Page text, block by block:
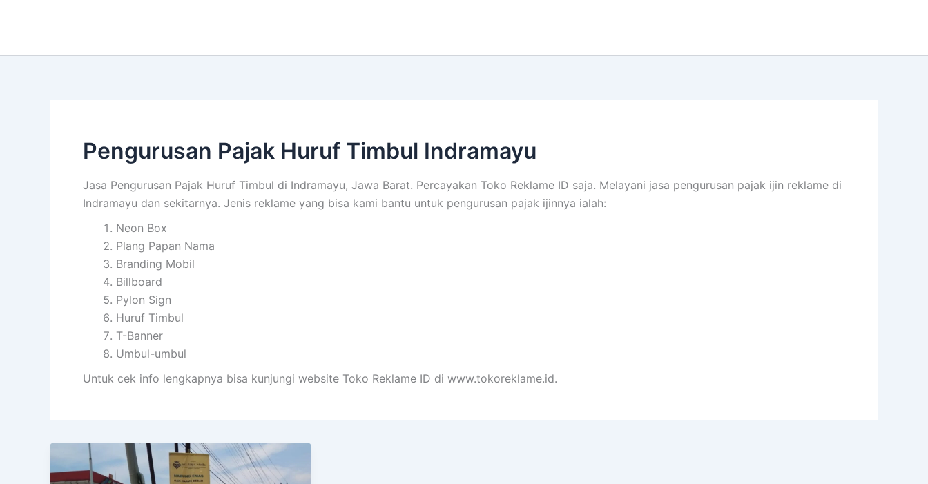
Pengurusan Pajak Huruf Timbul Indramayu
Jasa Pengurusan Pajak Huruf Timbul di Indramayu, Jawa Barat. Percayakan Toko Reklame ID saja. Melayani jasa pengurusan pajak ijin reklame di
Indramayu dan sekitarnya. Jenis reklame yang bisa kami bantu untuk pengurusan pajak ijinnya ialah:
Neon Box
Plang Papan Nama
Branding Mobil
Billboard
Pylon Sign
Huruf Timbul
T-Banner
Umbul-umbul
Untuk cek info lengkapnya bisa kunjungi website Toko Reklame ID di www.tokoreklame.id.